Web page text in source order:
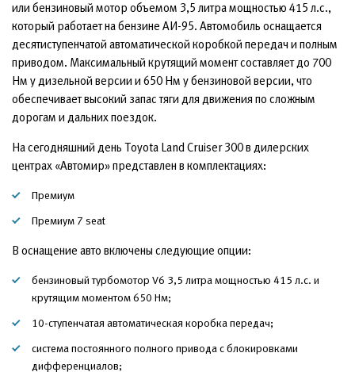
или бензиновый мотор объемом 3,5 литра мощностью 415 л.с.,
который работает на бензине АИ-95. Автомобиль оснащается
десятиступенчатой автоматической коробкой передач и полным
приводом. Максимальный крутящий момент составляет до 700
Нм у дизельной версии и 650 Нм у бензиновой версии, что
обеспечивает высокий запас тяги для движения по сложным
дорогам и дальних поездок.
На сегодняшний день Toyota Land Cruiser 300 в дилерских
центрах «Автомир» представлен в комплектациях:
Премиум
Премиум 7 seat
В оснащение авто включены следующие опции:
бензиновый турбомотор V6 3,5 литра мощностью 415 л.с. и
крутящим моментом 650 Нм;
10-ступенчатая автоматическая коробка передач;
система постоянного полного привода с блокировками
дифференциалов;